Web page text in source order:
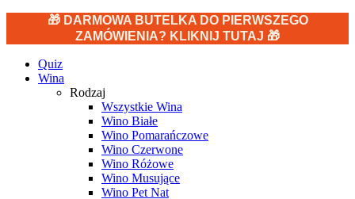
🎁 DARMOWA BUTELKA DO PIERWSZEGO
ZAMÓWIENIA? KLIKNIJ TUTAJ 🎁
Quiz
Wina
Rodzaj
Wszystkie Wina
Wino Białe
Wino Pomarańczowe
Wino Czerwone
Wino Różowe
Wino Musujące
Wino Pet Nat